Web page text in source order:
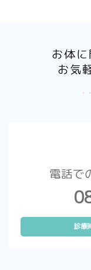
お体
お気
電話で
診療